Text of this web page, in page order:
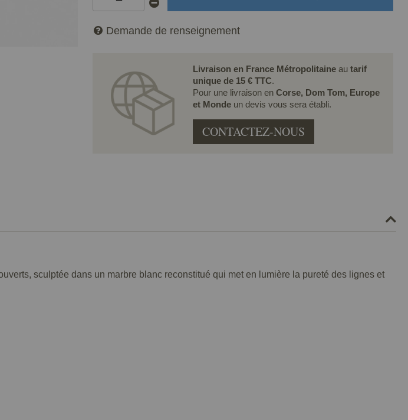
Demande de renseignement
Livraison en France Métropolitaineau tarif
unique de 15 € TTC.
Pour une livraison en Corse, Dom Tom, Europe
et Monde un devis vous sera établi.
CONTACTEZ-NOUS
sculptée dans un marbre blanc reconstitué qui met en lumière la pureté des lignes et